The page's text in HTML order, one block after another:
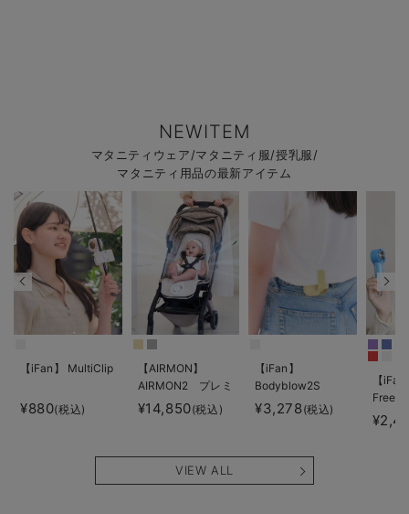
NEWITEM
マタニティウェア/マタニティ服/授乳服/
マタニティ用品の最新アイテム
【iFan】 MultiClip
¥880(税込)
【AIRMON】
AIRMON2 プレミ
アム
¥14,850(税込)
【iFan】
Bodyblow2S
¥3,278(税込)
【
Freeze
VIEW ALL